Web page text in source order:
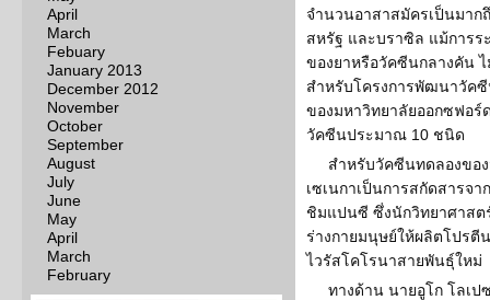
April
March
Febuary
January 2013
December 2012
November
October
September
August
July
June
May
April
March
February
จำนวนอาสาสมัครเป็นมาก
สหรัฐ และบราซิล แม้การ
ของยาหรือวัคซีนกลางคัน ไ
สำหรับโครงการพัฒนาวัค
ของมหาวิทยาลัยออกซฟอร์
วัคซีนประมาณ 10 ชนิด
สำหรับวัคซีนทดลองขอ
เซเนกาเป็นการสกัดสารจ
ชิมแปนซี ซึ่งนักวิทยาศาสต
ร่างกายมนุษย์ให้ผลิตโปรตี
ไวรัสโคโรนาสายพันธุ์ใหม่
ทางด้าน นายอูโก โลเ